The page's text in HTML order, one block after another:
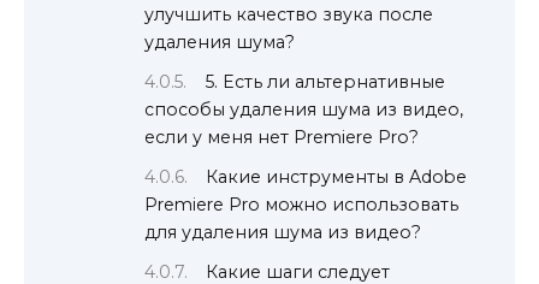
улучшить качество звука после
удаления шума?
5. Есть ли альтернативные
способы удаления шума из видео,
если у меня нет Premiere Pro?
Какие инструменты в Adobe
Premiere Pro можно использовать
для удаления шума из видео?
Какие шаги следует